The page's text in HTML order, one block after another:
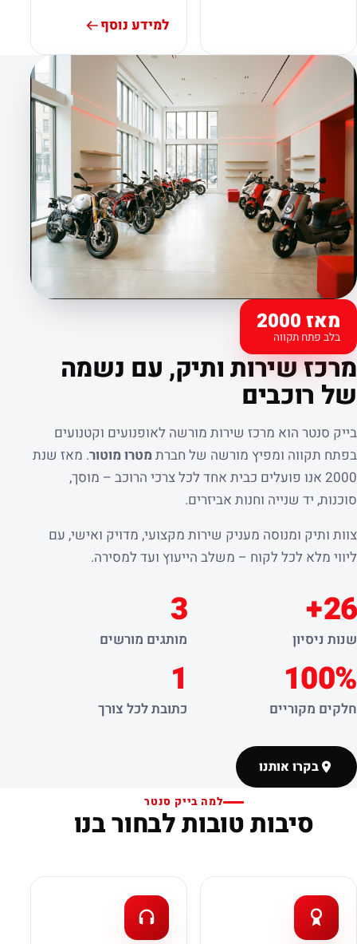
למידע נוסף
מאז 2000
בלב פתח תקווה
קצת עלינו
מרכז שירות ותיק, עם נשמה
של רוכבים
בייק סנטר הוא מרכז שירות מורשה לאופנועים וקטנועים
בפתח תקווה ומפיץ מורשה של חברת מטרו מוטור. מאז שנת
2000 אנו פועלים כבית אחד לכל צרכי הרוכב – מוסך,
סוכנות, יד שנייה וחנות אביזרים.
צוות ותיק ומנוסה מעניק שירות מקצועי, מדויק ואישי, עם
ליווי מלא לכל לקוח – משלב הייעוץ ועד למסירה.
26+
שנות ניסיון
3
מותגים מורשים
100%
חלקים מקוריים
1
כתובת לכל צורך
בקרו אותנו
למה בייק סנטר
סיבות טובות לבחור בנו